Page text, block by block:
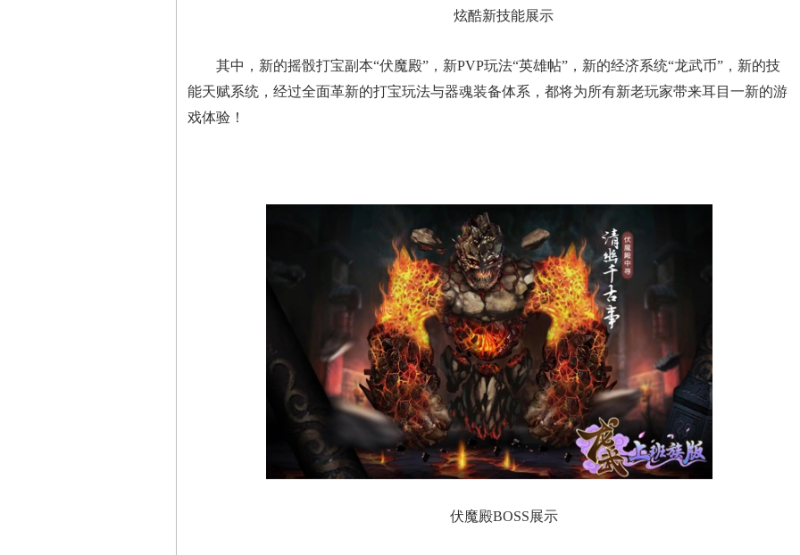
炫酷新技能展示
其中，新的摇骰打宝副本“伏魔殿”，新PVP玩法“英雄帖”，新的经济系统“龙武币”，新的技
能天赋系统，经过全面革新的打宝玩法与器魂装备体系，都将为所有新老玩家带来耳目一新的游
戏体验！
伏魔殿BOSS展示